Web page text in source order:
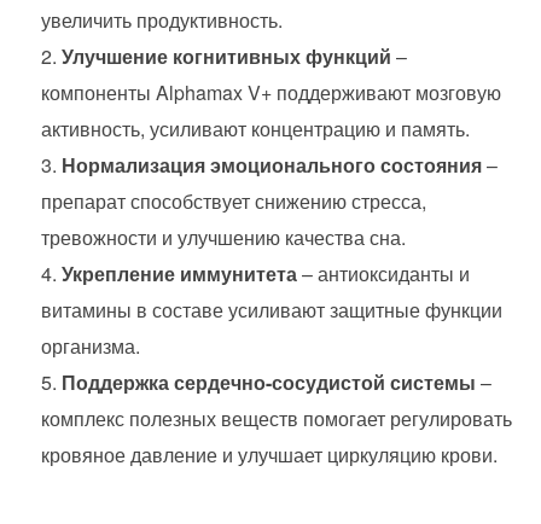
увеличить продуктивность.
Улучшение когнитивных функций –
компоненты Alphamax V+ поддерживают мозговую
активность, усиливают концентрацию и память.
Нормализация эмоционального состояния–
препарат способствует снижению стресса,
тревожности и улучшению качества сна.
Укрепление иммунитета– антиоксиданты и
витамины в составе усиливают защитные функции
организма.
Поддержка сердечно-сосудистой системы –
комплекс полезных веществ помогает регулировать
кровяное давление и улучшает циркуляцию крови.